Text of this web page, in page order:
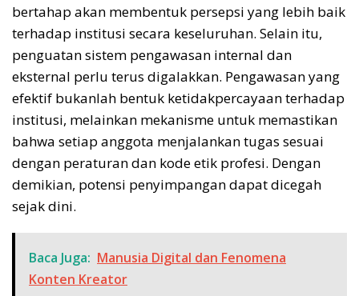
bertahap akan membentuk persepsi yang lebih baik
terhadap institusi secara keseluruhan. Selain itu,
penguatan sistem pengawasan internal dan
eksternal perlu terus digalakkan. Pengawasan yang
efektif bukanlah bentuk ketidakpercayaan terhadap
institusi, melainkan mekanisme untuk memastikan
bahwa setiap anggota menjalankan tugas sesuai
dengan peraturan dan kode etik profesi. Dengan
demikian, potensi penyimpangan dapat dicegah
sejak dini.
Baca Juga: Manusia Digital dan Fenomena
Konten Kreator